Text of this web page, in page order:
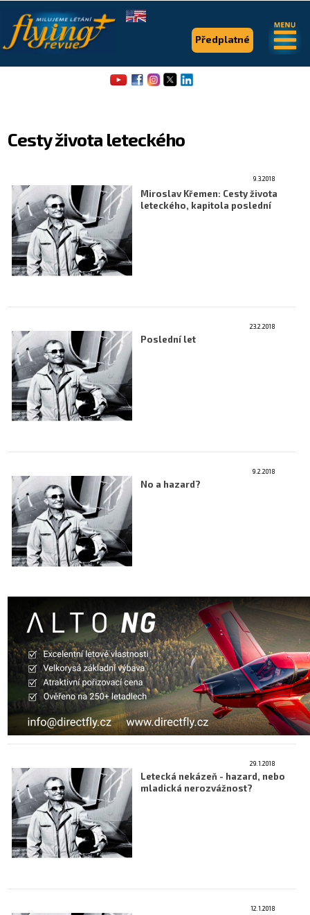
Cesty života leteckého
9.3.2018
Miroslav Křemen: Cesty života
leteckého, kapitola poslední
23.2.2018
Poslední let
9.2.2018
No a hazard?
29.1.2018
Letecká nekázeň - hazard, nebo
mladická nerozvážnost?
12.1.2018
Předplatné
.
Flying Revue
Pro piloty
Letecká videa
Aktuální FR + archiv
Letecká muzea
VFR Communication app
Inzerujte s námi